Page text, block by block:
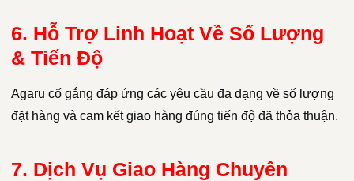
6. Hỗ Trợ Linh Hoạt Về Số Lượng
& Tiến Độ
Agaru cố gắng đáp ứng các yêu cầu đa dạng về số lượng
đặt hàng và cam kết giao hàng đúng tiến độ đã thỏa thuận.
7. Dịch Vụ Giao Hàng Chuyên